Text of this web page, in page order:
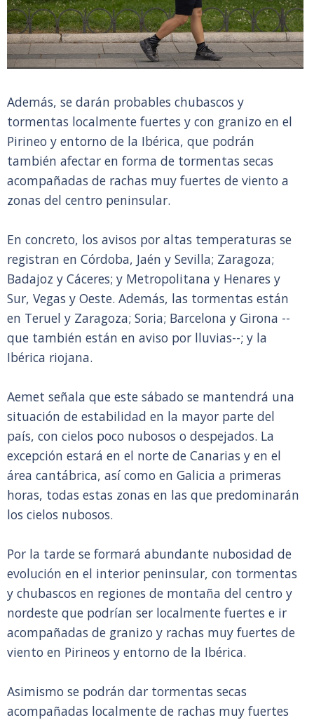
Además, se darán probables chubascos y
tormentas localmente fuertes y con granizo en el
Pirineo y entorno de la Ibérica, que podrán
también afectar en forma de tormentas secas
acompañadas de rachas muy fuertes de viento a
zonas del centro peninsular.
En concreto, los avisos por altas temperaturas se
registran en Córdoba, Jaén y Sevilla; Zaragoza;
Badajoz y Cáceres; y Metropolitana y Henares y
Sur, Vegas y Oeste. Además, las tormentas están
en Teruel y Zaragoza; Soria; Barcelona y Girona --
que también están en aviso por lluvias--; y la
Ibérica riojana.
Aemet señala que este sábado se mantendrá una
situación de estabilidad en la mayor parte del
país, con cielos poco nubosos o despejados. La
excepción estará en el norte de Canarias y en el
área cantábrica, así como en Galicia a primeras
horas, todas estas zonas en las que predominarán
los cielos nubosos.
Por la tarde se formará abundante nubosidad de
evolución en el interior peninsular, con tormentas
y chubascos en regiones de montaña del centro y
nordeste que podrían ser localmente fuertes e ir
acompañadas de granizo y rachas muy fuertes de
viento en Pirineos y entorno de la Ibérica.
Asimismo se podrán dar tormentas secas
acompañadas localmente de rachas muy fuertes